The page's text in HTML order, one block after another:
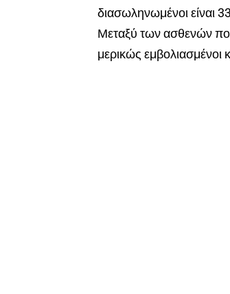
διασωληνωμένοι είναι
Μεταξύ των ασθενών
μερικώς εμβολιασμένοι